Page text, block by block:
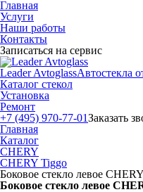
Главная
Услуги
Наши работы
Контакты
Записаться на сервис
Leader AvtoglassАвтостекла
Каталог стекол
Установка
Ремонт
+7 (495) 970-77-01Заказать
Главная
Каталог
CHERY
CHERY Tiggo
Боковое стекло левое
Боковое стекло левое